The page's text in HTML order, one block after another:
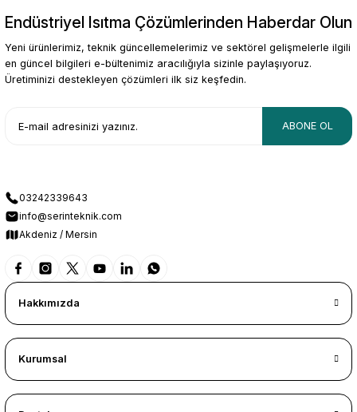
Gönder
Endüstriyel Isıtma Çözümlerinden Haberdar Olun
Yeni ürünlerimiz, teknik güncellemelerimiz ve sektörel gelişmelerle ilgili
en güncel bilgileri e-bültenimiz aracılığıyla sizinle paylaşıyoruz.
Üretiminizi destekleyen çözümleri ilk siz keşfedin.
ABONE OL
03242339643
info@serinteknik.com
Akdeniz / Mersin
Hakkımızda
Kurumsal